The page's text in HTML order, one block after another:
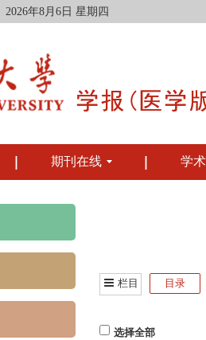
2026年8月6日 星期四
期刊在线 学
栏目 目录
选择全部